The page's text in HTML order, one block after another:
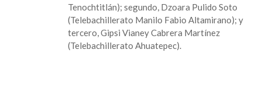
Tenochtitlán); segundo, Dzoara Pulido Soto
(Telebachillerato Manilo Fabio Altamirano); y
tercero, Gipsi Vianey Cabrera Martínez
(Telebachillerato Ahuatepec).